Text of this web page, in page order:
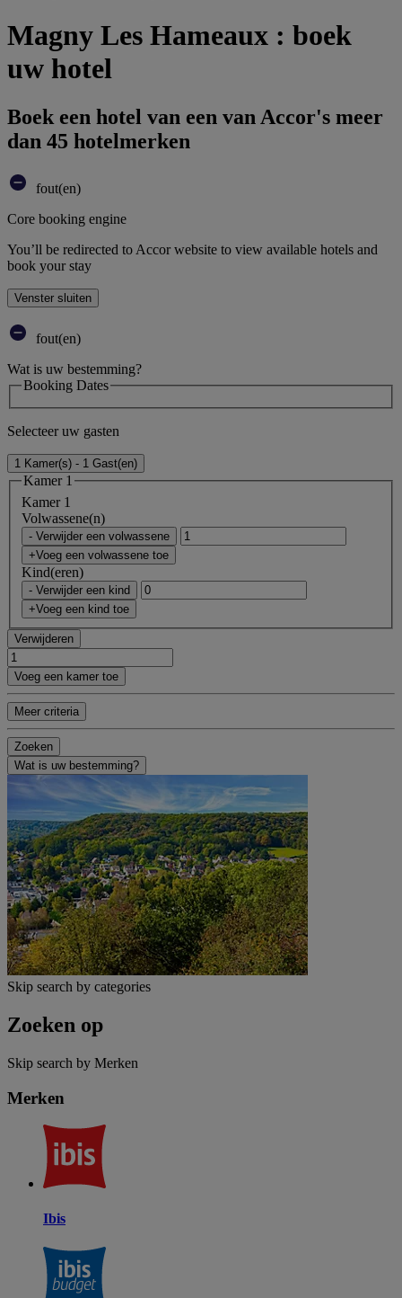
Magny Les Hameaux : boek
uw hotel
Boek een hotel van een van Accor's meer
dan 45 hotelmerken
fout(en)
Core booking engine
You’ll be redirected to Accor website to view available hotels and
book your stay
Venster sluiten
fout(en)
Wat is uw bestemming?
Booking Dates
Selecteer uw gasten
1 Kamer(s) - 1 Gast(en)
Kamer 1
Kamer 1
Volwassene(n)
- Verwijder een volwassene
+Voeg een volwassene toe
Kind(eren)
- Verwijder een kind
+Voeg een kind toe
Verwijderen
Voeg een kamer toe
Meer criteria
Zoeken
Wat is uw bestemming?
Skip search by categories
Zoeken op
Skip search by Merken
Merken
Ibis